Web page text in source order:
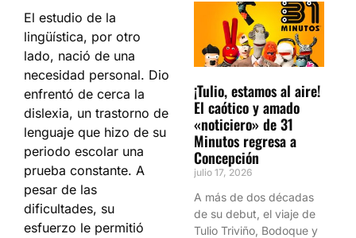
El estudio de la
lingüística, por otro
lado, nació de una
necesidad personal. Dio
enfrentó de cerca la
dislexia, un trastorno de
lenguaje que hizo de su
periodo escolar una
prueba constante. A
pesar de las
dificultades, su
esfuerzo le permitió
¡Tulio, estamos al aire!
El caótico y amado
«noticiero» de 31
Minutos regresa a
Concepción
julio 17, 2026
A más de dos décadas
de su debut, el viaje de
Tulio Triviño, Bodoque y